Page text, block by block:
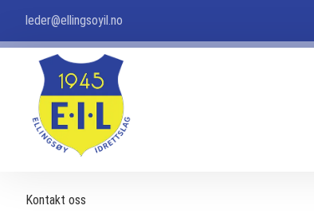
leder@ellingsoyil.no
Kontakt oss